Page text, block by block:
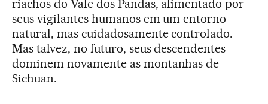
riachos do Vale dos Pandas, alimentado por
seus vigilantes humanos em um entorno
natural, mas cuidadosamente controlado.
Mas talvez, no futuro, seus descendentes
dominem novamente as montanhas de
Sichuan.